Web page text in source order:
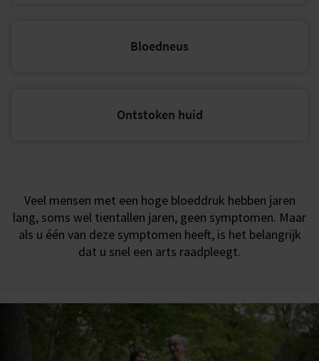
Bloedneus
Ontstoken huid
Veel mensen met een hoge bloeddruk hebben jaren
lang, soms wel tientallen jaren, geen symptomen. Maar
als u één van deze symptomen heeft, is het belangrijk
dat u snel een arts raadpleegt.